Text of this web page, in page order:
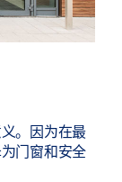
。因为在最
门窗和安全